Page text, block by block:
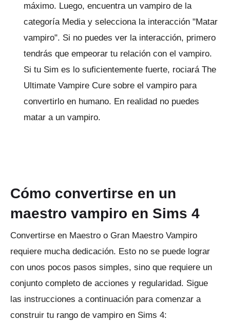
máximo. Luego, encuentra un vampiro de la
categoría Media y selecciona la interacción "Matar
vampiro". Si no puedes ver la interacción, primero
tendrás que empeorar tu relación con el vampiro.
Si tu Sim es lo suficientemente fuerte, rociará The
Ultimate Vampire Cure sobre el vampiro para
convertirlo en humano. En realidad no puedes
matar a un vampiro.
Cómo convertirse en un
maestro vampiro en Sims 4
Convertirse en Maestro o Gran Maestro Vampiro
requiere mucha dedicación. Esto no se puede lograr
con unos pocos pasos simples, sino que requiere un
conjunto completo de acciones y regularidad. Sigue
las instrucciones a continuación para comenzar a
construir tu rango de vampiro en Sims 4: